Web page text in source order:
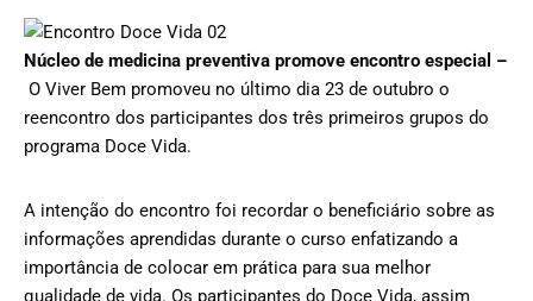
Núcleo de medicina preventiva promove encontro especial –
O Viver Bem promoveu no último dia 23 de outubro o
reencontro dos participantes dos três primeiros grupos do
programa Doce Vida.
A intenção do encontro foi recordar o beneficiário sobre as
informações aprendidas durante o curso enfatizando a
importância de colocar em prática para sua melhor
qualidade de vida. Os participantes do Doce Vida, assim